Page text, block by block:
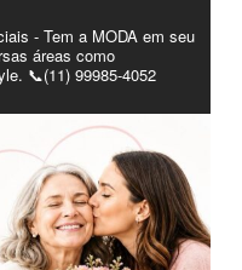
- Tem a MODA em seu
áreas como
📞(11) 99985-4052